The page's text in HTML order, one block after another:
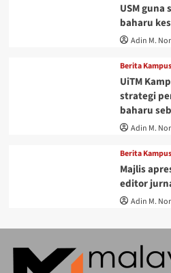
USM
baharu
Adin M. Nor
Berita Kampus
UiTM
strategi
baharu
Adin M. Nor
Berita Kampus
Majlis
editor
Adin M. Nor